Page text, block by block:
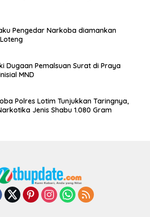
Pengedar Narkoba diamankan
Dugaan Pemalsuan Surat di Praya
MND
Polres Lotim Tunjukkan Taringnya,
Jenis Shabu 1.080 Gram